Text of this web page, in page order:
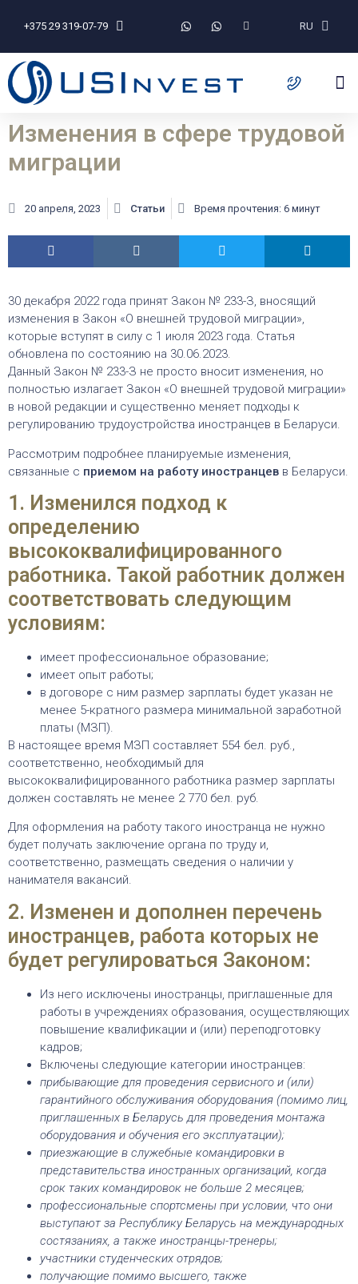
+375 29 319-07-79 RU
Изменения в сфере трудовой
миграции
20 апреля, 2023 Статьи Время прочтения: 6 минут
30 декабря 2022 года принят Закон № 233-З, вносящий
изменения в Закон «О внешней трудовой миграции»,
которые вступят в силу с 1 июля 2023 года. Статья
обновлена по состоянию на 30.06.2023.
Данный Закон № 233-З не просто вносит изменения, но
полностью излагает Закон «О внешней трудовой миграции»
в новой редакции и существенно меняет подходы к
регулированию трудоустройства иностранцев в Беларуси.
Рассмотрим подробнее планируемые изменения,
связанные с приемом на работу иностранцев в Беларуси.
1. Изменился подход к
определению
высококвалифицированного
работника. Такой работник должен
соответствовать следующим
условиям:
имеет профессиональное образование;
имеет опыт работы;
в договоре с ним размер зарплаты будет указан не
менее 5-кратного размера минимальной заработной
платы (МЗП).
В настоящее время МЗП составляет 554 бел. руб.,
соответственно, необходимый для
высококвалифицированного работника размер зарплаты
должен составлять не менее 2 770 бел. руб.
Для оформления на работу такого иностранца не нужно
будет получать заключение органа по труду и,
соответственно, размещать сведения о наличии у
нанимателя вакансий.
2. Изменен и дополнен перечень
иностранцев, работа которых не
будет регулироваться Законом:
Из него исключены иностранцы, приглашенные для
работы в учреждениях образования, осуществляющих
повышение квалификации и (или) переподготовку
кадров;
Включены следующие категории иностранцев:
прибывающие для проведения сервисного и (или)
гарантийного обслуживания оборудования (помимо лиц,
приглашенных в Беларусь для проведения монтажа
оборудования и обучения его эксплуатации);
приезжающие в служебные командировки в
представительства иностранных организаций, когда
срок таких командировок не больше 2 месяцев;
профессиональные спортсмены при условии, что они
выступают за Республику Беларусь на международных
состязаниях, а также иностранцы-тренеры;
участники студенческих отрядов;
получающие помимо высшего, также